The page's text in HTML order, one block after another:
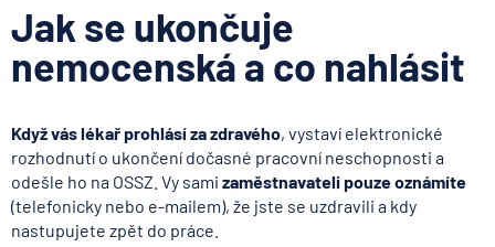
Jak se ukončuje
nemocenská a co nahlásit
Když vás lékař prohlásí za zdravého, vystaví elektronické
rozhodnutí o ukončení dočasné pracovní neschopnosti a
odešle ho na OSSZ. Vy sami zaměstnavateli pouze oznámíte
(telefonicky nebo e-mailem), že jste se uzdravili a kdy
nastupujete zpět do práce.